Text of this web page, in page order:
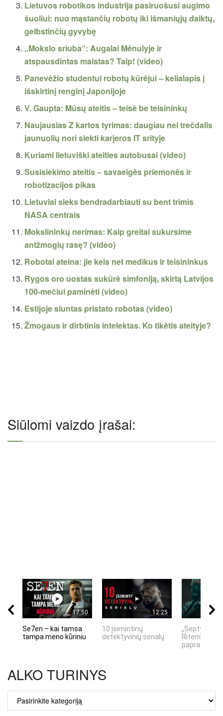
Lietuvos robotikos industrija pasiruošusi augimo
šuoliui: nuo mąstančių robotų iki išmaniųjų daiktų,
gelbstinčių gyvybę
„Mokslo sriuba“: Augalai Mėnulyje ir
atspausdintas maistas? Taip! (video)
Panevėžio studentui robotų kūrėjui – kelialapis į
išskirtinį renginį Japonijoje
V. Gaupta: Mūsų ateitis – teisė be teisininkų
Naujausias Z kartos tyrimas: daugiau nei trečdalis
jaunuolių nori siekti karjeros IT srityje
Kuriami lietuviški ateities autobusai (video)
Susisiekimo ateitis – savaeigės priemonės ir
robotizacijos pikas
Lietuviai sieks bendradarbiauti su bent trimis
NASA centrais
Mokslininkų nerimas: Kaip greitai sukursime
antžmogių rasę? (video)
Robotai ateina: jie keis net medikus ir teisininkus
Rygos oro uostas sukūrė simfoniją, skirtą Latvijos
100-mečiui paminėti (video)
Estijoje siuntas pristato robotas (video)
Žmogaus ir dirbtinis intelektas. Ko tikėtis ateityje?
Siūlomi vaizdo įrašai:
17:50
Se7en – kai tamsa
tampa meno kūriniu
12:25
10 įsimintinų
detektyvinių serialų
„Septynių
Riteris" – kai
ALKO TURINYS
ALKO
TURINYS